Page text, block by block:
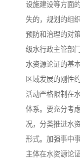
设施建设等方面
失的，规划的组
预防和治理的对
级水行政主管部
水资源论证的基
区域发展的刚性
活动严格限制在
体系。要充分考
况，分类推进水
形式。加强事中
主体在水资源论